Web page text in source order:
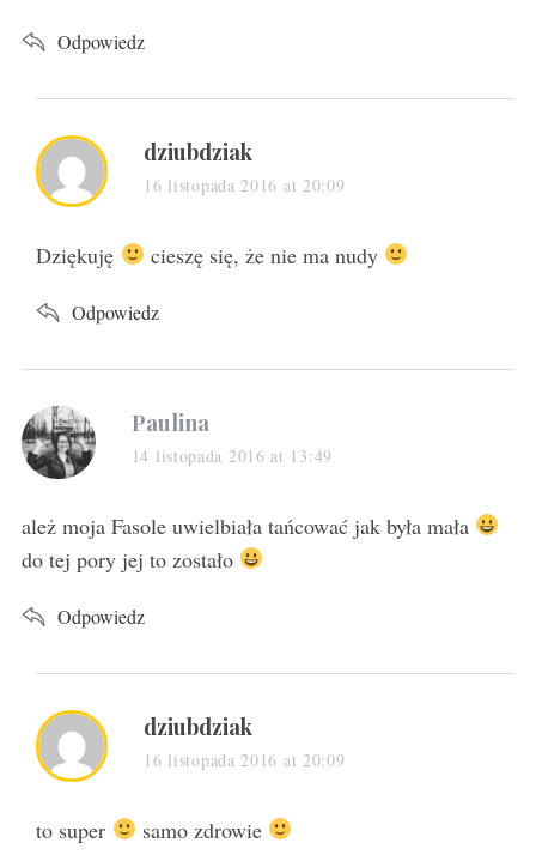
Odpowiedz
s
a
s
dziubdziak
16 listopada 2016 at 20:09
Dziękuję cieszę się, że nie ma nudy
Odpowiedz
s
a
s
:
Paulina
14 listopada 2016 at 13:49
ależ moja Fasole uwielbiała tańcować jak była mała
do tej pory jej to zostało
Odpowiedz
s
a
s
dziubdziak
16 listopada 2016 at 20:09
to super samo zdrowie